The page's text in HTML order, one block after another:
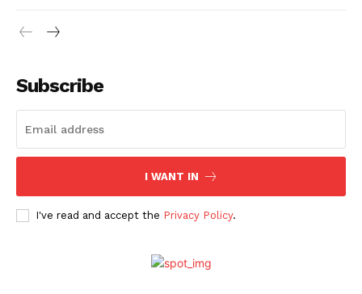
Subscribe
I WANT IN
I've read and accept the Privacy Policy.